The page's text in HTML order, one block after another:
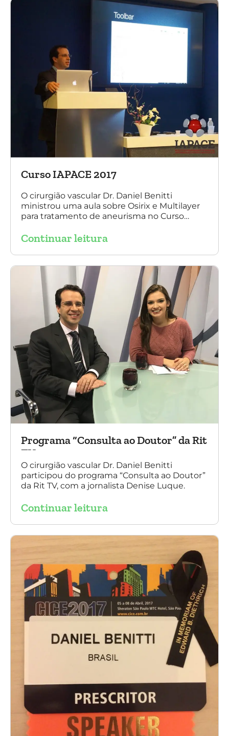
Curso IAPACE 2017
O cirurgião vascular Dr. Daniel Benitti
ministrou uma aula sobre Osirix e Multilayer
para tratamento de aneurisma no Curso
2017). Agradecemos a todos os participantes
Sergio Belczak pelo convite!
Continuar leitura
Programa “Consulta ao Doutor” da Rit
TV
O cirurgião vascular Dr. Daniel Benitti
participou do programa “Consulta ao Doutor”
da Rit TV, com a jornalista Denise Luque.
Continuar leitura